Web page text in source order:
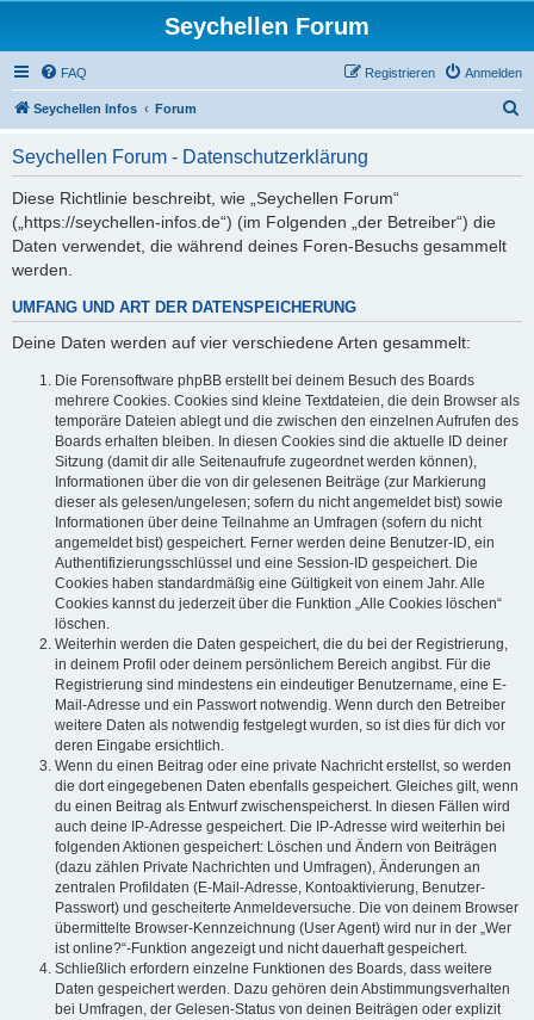
Seychellen Forum
FAQ Anmelden
Registrieren
Seychellen Infos Forum
Seychellen Forum - Datenschutzerklärung
Diese Richtlinie beschreibt, wie „Seychellen Forum“
(„https://seychellen-infos.de“) (im Folgenden „der Betreiber“) die
Daten verwendet, die während deines Foren-Besuchs gesammelt
werden.
UMFANG UND ART DER DATENSPEICHERUNG
Deine Daten werden auf vier verschiedene Arten gesammelt:
Die Forensoftware phpBB erstellt bei deinem Besuch des Boards
mehrere Cookies. Cookies sind kleine Textdateien, die dein Browser als
temporäre Dateien ablegt und die zwischen den einzelnen Aufrufen des
Boards erhalten bleiben. In diesen Cookies sind die aktuelle ID deiner
Sitzung (damit dir alle Seitenaufrufe zugeordnet werden können),
Informationen über die von dir gelesenen Beiträge (zur Markierung
dieser als gelesen/ungelesen; sofern du nicht angemeldet bist) sowie
Informationen über deine Teilnahme an Umfragen (sofern du nicht
angemeldet bist) gespeichert. Ferner werden deine Benutzer-ID, ein
Authentifizierungsschlüssel und eine Session-ID gespeichert. Die
Cookies haben standardmäßig eine Gültigkeit von einem Jahr. Alle
Cookies kannst du jederzeit über die Funktion „Alle Cookies löschen“
löschen.
Weiterhin werden die Daten gespeichert, die du bei der Registrierung,
in deinem Profil oder deinem persönlichem Bereich angibst. Für die
Registrierung sind mindestens ein eindeutiger Benutzername, eine E-
Mail-Adresse und ein Passwort notwendig. Wenn durch den Betreiber
weitere Daten als notwendig festgelegt wurden, so ist dies für dich vor
deren Eingabe ersichtlich.
Wenn du einen Beitrag oder eine private Nachricht erstellst, so werden
die dort eingegebenen Daten ebenfalls gespeichert. Gleiches gilt, wenn
du einen Beitrag als Entwurf zwischenspeicherst. In diesen Fällen wird
auch deine IP-Adresse gespeichert. Die IP-Adresse wird weiterhin bei
folgenden Aktionen gespeichert: Löschen und Ändern von Beiträgen
(dazu zählen Private Nachrichten und Umfragen), Änderungen an
zentralen Profildaten (E-Mail-Adresse, Kontoaktivierung, Benutzer-
Passwort) und gescheiterte Anmeldeversuche. Die von deinem Browser
übermittelte Browser-Kennzeichnung (User Agent) wird nur in der „Wer
ist online?“-Funktion angezeigt und nicht dauerhaft gespeichert.
Schließlich erfordern einzelne Funktionen des Boards, dass weitere
Daten gespeichert werden. Dazu gehören dein Abstimmungsverhalten
bei Umfragen, der Gelesen-Status von deinen Beiträgen oder explizit